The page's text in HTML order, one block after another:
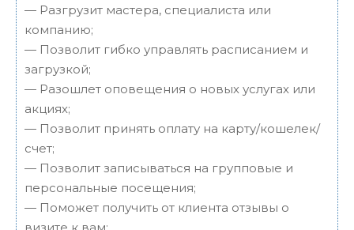
— Разгрузит мастера, специалиста или
компанию;
— Позволит гибко управлять расписанием и
загрузкой;
— Разошлет оповещения о новых услугах или
акциях;
— Позволит принять оплату на карту/кошелек/
счет;
— Позволит записываться на групповые и
персональные посещения;
— Поможет получить от клиента отзывы о